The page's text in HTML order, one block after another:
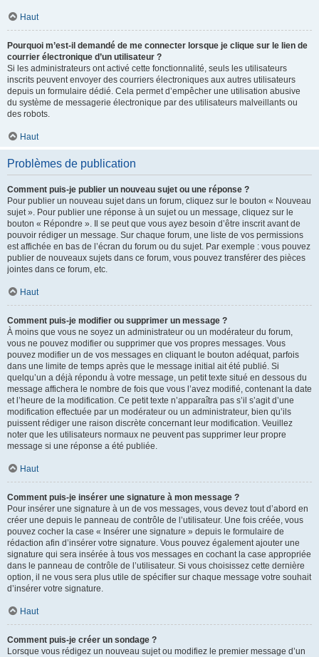
Haut
Pourquoi m’est-il demandé de me connecter lorsque je clique sur le lien de
courrier électronique d’un utilisateur ?
Si les administrateurs ont activé cette fonctionnalité, seuls les utilisateurs
inscrits peuvent envoyer des courriers électroniques aux autres utilisateurs
depuis un formulaire dédié. Cela permet d’empêcher une utilisation abusive
du système de messagerie électronique par des utilisateurs malveillants ou
des robots.
Haut
Problèmes de publication
Comment puis-je publier un nouveau sujet ou une réponse ?
Pour publier un nouveau sujet dans un forum, cliquez sur le bouton « Nouveau
sujet ». Pour publier une réponse à un sujet ou un message, cliquez sur le
bouton « Répondre ». Il se peut que vous ayez besoin d’être inscrit avant de
pouvoir rédiger un message. Sur chaque forum, une liste de vos permissions
est affichée en bas de l’écran du forum ou du sujet. Par exemple : vous pouvez
publier de nouveaux sujets dans ce forum, vous pouvez transférer des pièces
jointes dans ce forum, etc.
Haut
Comment puis-je modifier ou supprimer un message ?
À moins que vous ne soyez un administrateur ou un modérateur du forum,
vous ne pouvez modifier ou supprimer que vos propres messages. Vous
pouvez modifier un de vos messages en cliquant le bouton adéquat, parfois
dans une limite de temps après que le message initial ait été publié. Si
quelqu’un a déjà répondu à votre message, un petit texte situé en dessous du
message affichera le nombre de fois que vous l’avez modifié, contenant la date
et l’heure de la modification. Ce petit texte n’apparaîtra pas s’il s’agit d’une
modification effectuée par un modérateur ou un administrateur, bien qu’ils
puissent rédiger une raison discrète concernant leur modification. Veuillez
noter que les utilisateurs normaux ne peuvent pas supprimer leur propre
message si une réponse a été publiée.
Haut
Comment puis-je insérer une signature à mon message ?
Pour insérer une signature à un de vos messages, vous devez tout d’abord en
créer une depuis le panneau de contrôle de l’utilisateur. Une fois créée, vous
pouvez cocher la case « Insérer une signature » depuis le formulaire de
rédaction afin d’insérer votre signature. Vous pouvez également ajouter une
signature qui sera insérée à tous vos messages en cochant la case appropriée
dans le panneau de contrôle de l’utilisateur. Si vous choisissez cette dernière
option, il ne vous sera plus utile de spécifier sur chaque message votre souhait
d’insérer votre signature.
Haut
Comment puis-je créer un sondage ?
Lorsque vous rédigez un nouveau sujet ou modifiez le premier message d’un